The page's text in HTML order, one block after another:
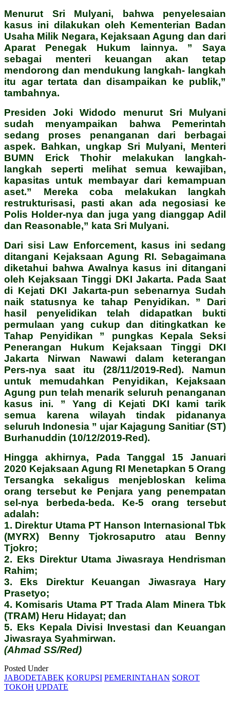
Menurut Sri Mulyani, bahwa penyelesaian
kasus ini dilakukan oleh Kementerian Badan
Usaha Milik Negara, Kejaksaan Agung dan dari
Aparat Penegak Hukum lainnya. ” Saya
sebagai menteri keuangan akan tetap
mendorong dan mendukung langkah- langkah
itu agar tertata dan disampaikan ke publik,”
tambahnya.
Presiden Joki Widodo menurut Sri Mulyani
sudah menyampaikan bahwa Pemerintah
sedang proses penanganan dari berbagai
aspek. Bahkan, ungkap Sri Mulyani, Menteri
BUMN Erick Thohir melakukan langkah-
langkah seperti melihat semua kewajiban,
kapasitas untuk membayar dari kemampuan
aset.” Mereka coba melakukan langkah
restrukturisasi, pasti akan ada negosiasi ke
Polis Holder-nya dan juga yang dianggap Adil
dan Reasonable,” kata Sri Mulyani.
Dari sisi Law Enforcement, kasus ini sedang
ditangani Kejaksaan Agung RI. Sebagaimana
diketahui bahwa Awalnya kasus ini ditangani
oleh Kejaksaan Tinggi DKI Jakarta. Pada Saat
di Kejati DKI Jakarta-pun sebenarnya Sudah
naik statusnya ke tahap Penyidikan. ” Dari
hasil penyelidikan telah didapatkan bukti
permulaan yang cukup dan ditingkatkan ke
Tahap Penyidikan ” pungkas Kepala Seksi
Penerangan Hukum Kejaksaan Tinggi DKI
Jakarta Nirwan Nawawi dalam keterangan
Pers-nya saat itu (28/11/2019-Red). Namun
untuk memudahkan Penyidikan, Kejaksaan
Agung pun telah menarik seluruh penanganan
kasus ini. ” Yang di Kejati DKI kami tarik
semua karena wilayah tindak pidananya
seluruh Indonesia ” ujar Kajagung Sanitiar (ST)
Burhanuddin (10/12/2019-Red).
Hingga akhirnya, Pada Tanggal 15 Januari
2020 Kejaksaan Agung RI Menetapkan 5 Orang
Tersangka sekaligus menjebloskan kelima
orang tersebut ke Penjara yang penempatan
sel-nya berbeda-beda. Ke-5 orang tersebut
adalah:
1. Direktur Utama PT Hanson Internasional Tbk
(MYRX) Benny Tjokrosaputro atau Benny
Tjokro;
2. Eks Direktur Utama Jiwasraya Hendrisman
Rahim;
3. Eks Direktur Keuangan Jiwasraya Hary
Prasetyo;
4. Komisaris Utama PT Trada Alam Minera Tbk
(TRAM) Heru Hidayat; dan
5. Eks Kepala Divisi Investasi dan Keuangan
Jiwasraya Syahmirwan.
(Ahmad SS/Red)
Posted Under
JABODETABEK KORUPSI PEMERINTAHAN SOROT
TOKOH UPDATE